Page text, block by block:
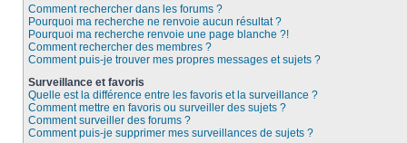
Comment rechercher dans les forums ?
Pourquoi ma recherche ne renvoie aucun résultat ?
Pourquoi ma recherche renvoie une page blanche ?!
Comment rechercher des membres ?
Comment puis-je trouver mes propres messages et sujets ?
Surveillance et favoris
Quelle est la différence entre les favoris et la surveillance ?
Comment mettre en favoris ou surveiller des sujets ?
Comment surveiller des forums ?
Comment puis-je supprimer mes surveillances de sujets ?